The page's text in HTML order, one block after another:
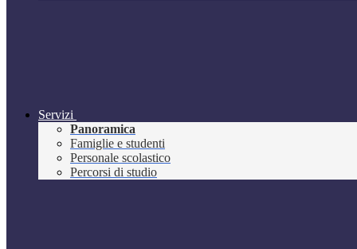
Servizi
Panoramica
Famiglie e studenti
Personale scolastico
Percorsi di studio